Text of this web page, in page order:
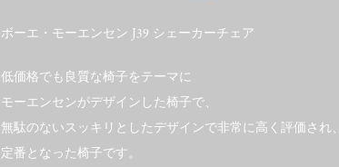
ボーエ・モーエンセン J39 シェーカーチェア
低価格でも良質な椅子をテーマに
モーエンセンがデザインした椅子で、
無駄のないスッキリとしたデザインで非常に高く評価され、
定番となった椅子です。